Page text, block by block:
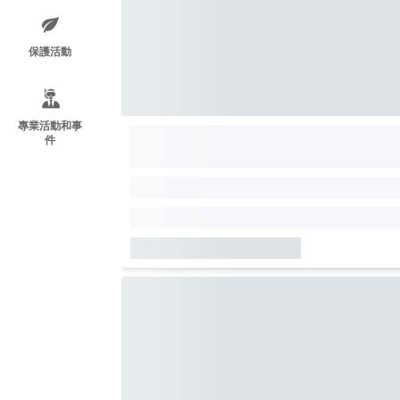
保護活動
專業活動和事
件